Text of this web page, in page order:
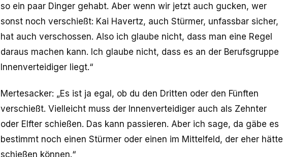
so ein paar Dinger gehabt. Aber wenn wir jetzt auch gucken, wer
sonst noch verschießt: Kai Havertz, auch Stürmer, unfassbar sicher,
hat auch verschossen. Also ich glaube nicht, dass man eine Regel
daraus machen kann. Ich glaube nicht, dass es an der Berufsgruppe
Innenverteidiger liegt.“
Mertesacker: „Es ist ja egal, ob du den Dritten oder den Fünften
verschießt. Vielleicht muss der Innenverteidiger auch als Zehnter
oder Elfter schießen. Das kann passieren. Aber ich sage, da gäbe es
bestimmt noch einen Stürmer oder einen im Mittelfeld, der eher hätte
schießen können.“